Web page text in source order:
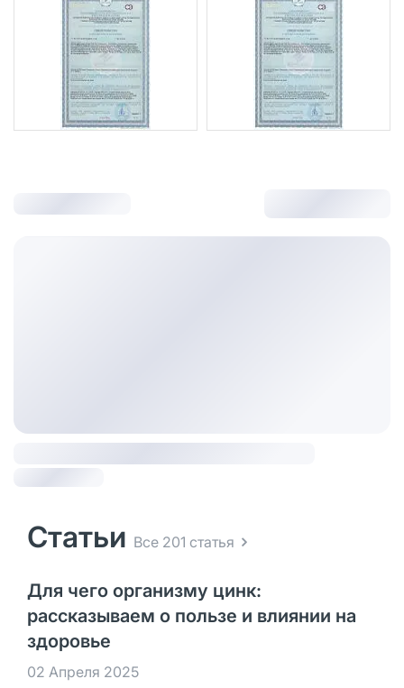
Статьи Все 201 статья
Для чего организму цинк:
рассказываем о пользе и влиянии на
здоровье
02 Апреля 2025